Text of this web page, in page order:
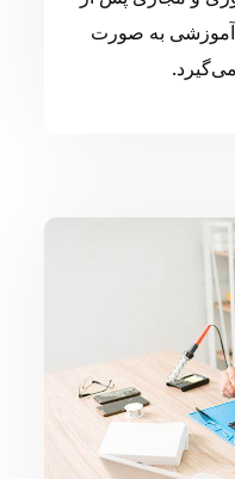
آموزشی به صورت